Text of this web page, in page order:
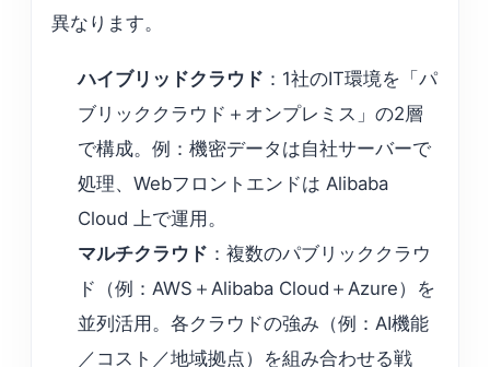
異なります。
ハイブリッドクラウド ：1社のIT環境を「パ
ブリッククラウド＋オンプレミス」の2層
で構成。例：機密データは自社サーバーで
処理、Webフロントエンドは Alibaba
Cloud 上で運用。
マルチクラウド ：複数のパブリッククラウ
ド（例：AWS＋Alibaba Cloud＋Azure）を
並列活用。各クラウドの強み（例：AI機能
／コスト／地域拠点）を組み合わせる戦